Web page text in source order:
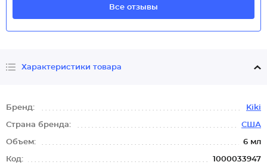
Все отзывы
Характеристики товара
Бренд: Kiki
Страна бренда: США
Объем: 6 мл
Код: 1000033947